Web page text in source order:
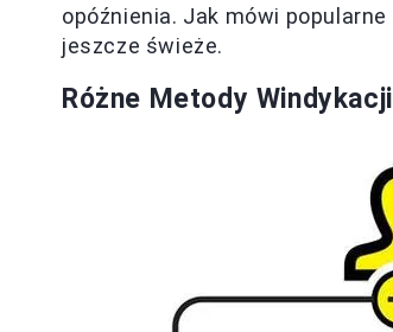
opóźnienia. Jak mówi
jeszcze świeże.
Różne Metody